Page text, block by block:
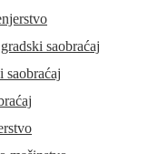
saobraćaj
saobraćaj